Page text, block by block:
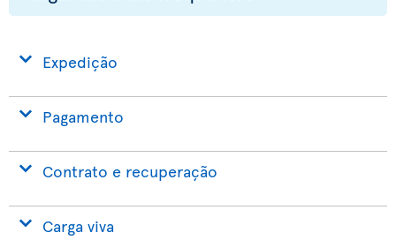
Expedição
Pagamento
Contrato e recuperação
Carga viva